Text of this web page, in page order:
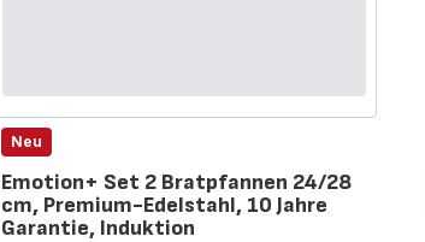
Neu
Emotion+ Set 2 Bratpfannen 24/28
cm, Premium-Edelstahl, 10 Jahre
Garantie, Induktion